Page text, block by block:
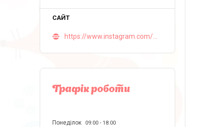
Графік роботи
Понеділок 09:00 18:00